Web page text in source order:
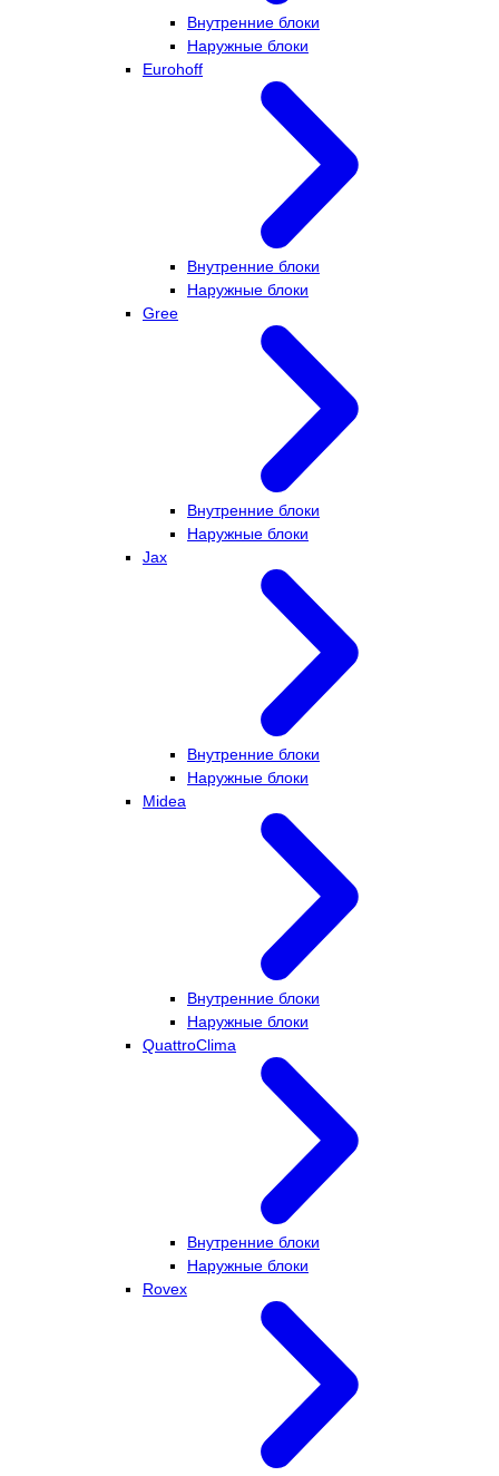
Внутренние блоки
Наружные блоки
Eurohoff
Внутренние блоки
Наружные блоки
Gree
Внутренние блоки
Наружные блоки
Jax
Внутренние блоки
Наружные блоки
Midea
Внутренние блоки
Наружные блоки
QuattroClima
Внутренние блоки
Наружные блоки
Rovex